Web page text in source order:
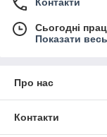
Контакти
Сьогодні
Показати
Про нас
Контакти